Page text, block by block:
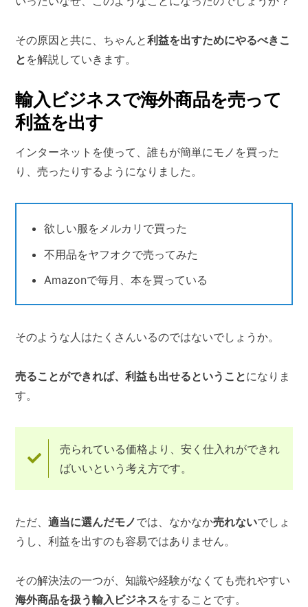
その原因と共に、ちゃんと利益を出すためにやるべきこ
と を解説していきます。
輸入ビジネスで海外商品を売って
利益を出す
インターネットを使って、誰もが簡単にモノを買った
り、売ったりするようになりました。
欲しい服をメルカリで買った
不用品をヤフオクで売ってみた
Amazonで毎月、本を買っている
そのような人はたくさんいるのではないでしょうか。
売ることができれば、利益も出せるということになりま
す。
売られている価格より、安く仕入れができれ
ばいいという考え方です。
ただ、適当に選んだモノでは、なかなか売れないでしょ
うし、利益を出すのも容易ではありません。
その解決法の一つが、知識や経験がなくても売れやすい
海外商品を扱う輸入ビジネスをすることです。